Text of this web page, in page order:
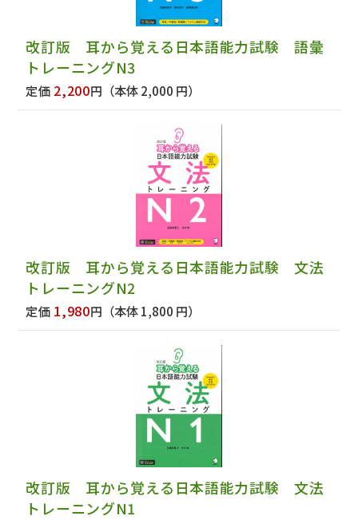
改訂版 耳から覚える日本語能力試験 語彙
トレーニングN3
定価 2,200円 （本体 2,000 円）
改訂版 耳から覚える日本語能力試験 文法
トレーニングN2
定価 1,980円 （本体 1,800 円）
改訂版 耳から覚える日本語能力試験 文法
トレーニングN1